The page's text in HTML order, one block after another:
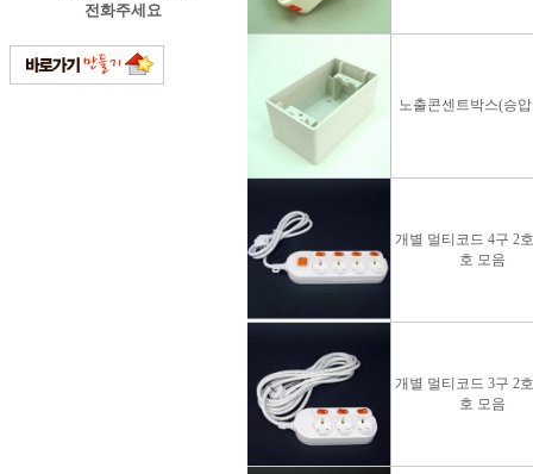
전화주세요
노출콘센트박스(승
개별 멀티코드 4구 2
호 모음
개별 멀티코드 3구 2
호 모음